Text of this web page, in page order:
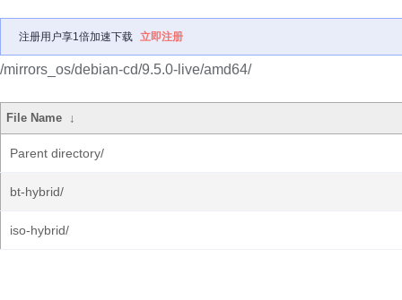
注册用户享1倍加速下载 立即注册
/mirrors_os/debian-cd/9.5.0-live/amd64/
File Name ↓
Parent directory/
bt-hybrid/
iso-hybrid/